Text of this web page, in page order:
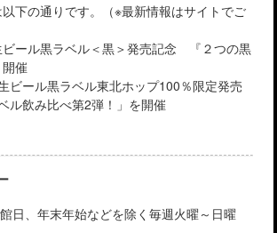
下の通りです。（※最新情報はサイトでご
ビール黒ラベル＜黒＞発売記念 『２つの黒
催
ビール黒ラベル東北ホップ100％限定発売
ル飲み比べ第2弾！」を開催
日、年末年始などを除く毎週火曜～日曜